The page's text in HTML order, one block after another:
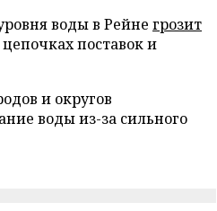
воды в Рейне грозит
поставок и
и округов
воды из-за сильного